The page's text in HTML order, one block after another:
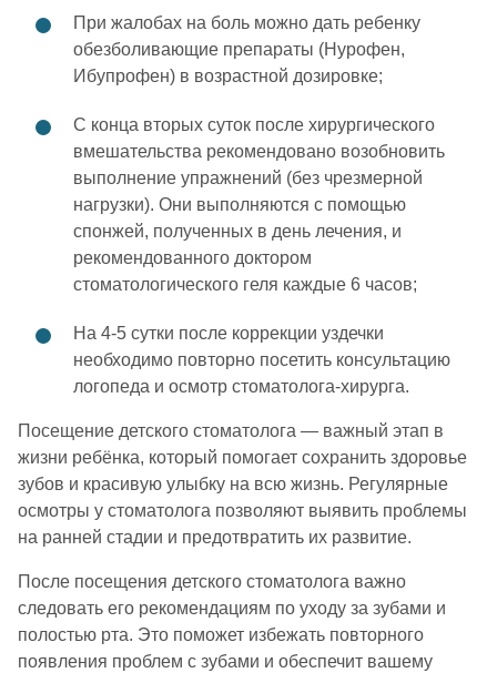
При жалобах на боль можно дать ребенку
обезболивающие препараты (Нурофен,
Ибупрофен) в возрастной дозировке;
С конца вторых суток после хирургического
вмешательства рекомендовано возобновить
выполнение упражнений (без чрезмерной
нагрузки). Они выполняются с помощью
спонжей, полученных в день лечения, и
рекомендованного доктором
стоматологического геля каждые 6 часов;
На 4-5 сутки после коррекции уздечки
необходимо повторно посетить консультацию
логопеда и осмотр стоматолога-хирурга.
Посещение детского стоматолога — важный этап в
жизни ребёнка, который помогает сохранить здоровье
зубов и красивую улыбку на всю жизнь. Регулярные
осмотры у стоматолога позволяют выявить проблемы
на ранней стадии и предотвратить их развитие.
После посещения детского стоматолога важно
следовать его рекомендациям по уходу за зубами и
полостью рта. Это поможет избежать повторного
появления проблем с зубами и обеспечит вашему